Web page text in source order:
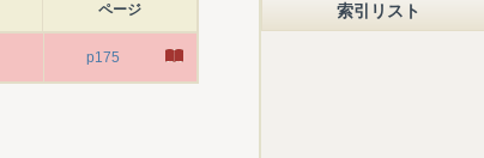
ページ
p175
索引リスト